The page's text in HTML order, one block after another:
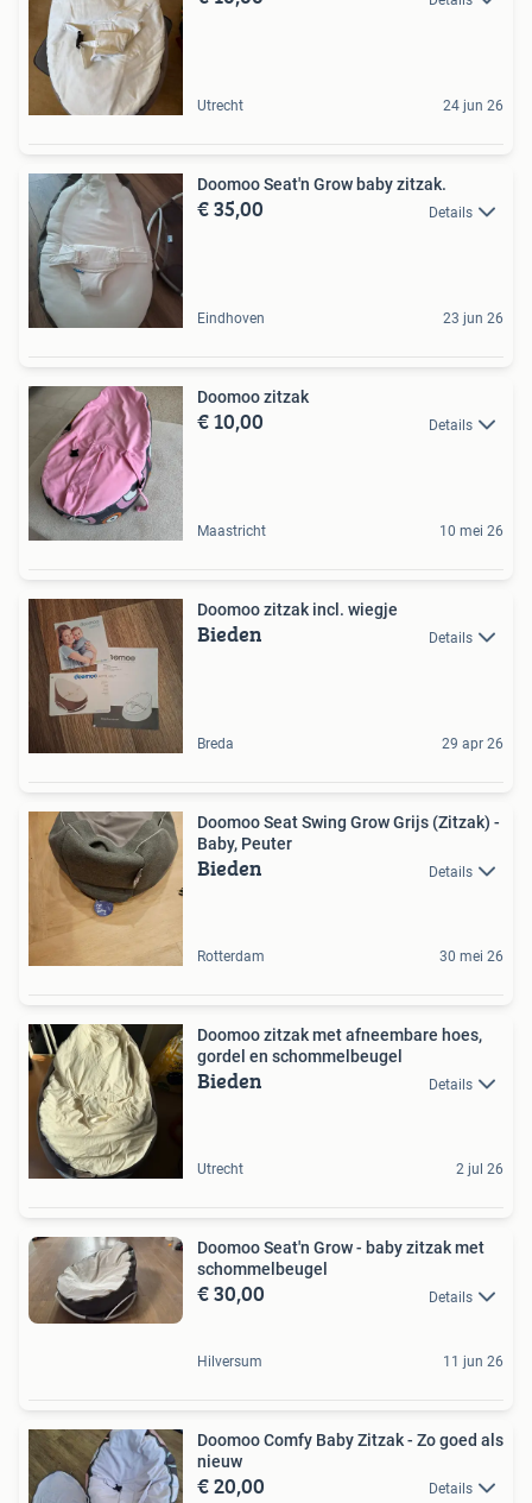
Utrecht 24 jun 26
Doomoo Seat'n Grow baby zitzak.
€ 35,00 Details
Eindhoven 23 jun 26
Doomoo zitzak
€ 10,00 Details
Maastricht 10 mei 26
Doomoo zitzak incl. wiegje
Bieden Details
Breda 29 apr 26
Doomoo Seat Swing Grow Grijs (Zitzak) -
Baby, Peuter
Bieden Details
Rotterdam 30 mei 26
Doomoo zitzak met afneembare hoes,
gordel en schommelbeugel
Bieden Details
Utrecht 2 jul 26
Doomoo Seat'n Grow - baby zitzak met
schommelbeugel
€ 30,00 Details
Hilversum 11 jun 26
Doomoo Comfy Baby Zitzak - Zo goed als
nieuw
€ 20,00 Details